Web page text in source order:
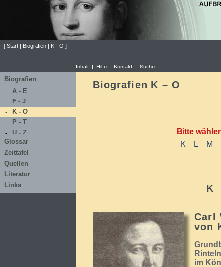
[ Start | Biografien | K - O ]
Inhalt | Hilfe | Kontakt | Suche
Biografien
-
A - E
-
F - J
-
K - O
-
P - T
-
U - Z
Glossar
Zeittafel
Quellen
Literatur
Links
Biografien K – O
Bitte
K
L M
K
Carl
von
im